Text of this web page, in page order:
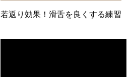
若返り効果！滑舌を良くする練習